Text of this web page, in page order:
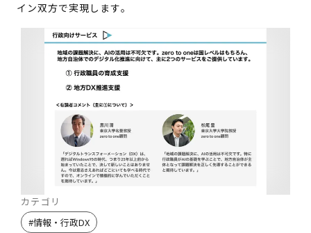
イン双方で実現します。
カテゴリ
#情報・行政DX